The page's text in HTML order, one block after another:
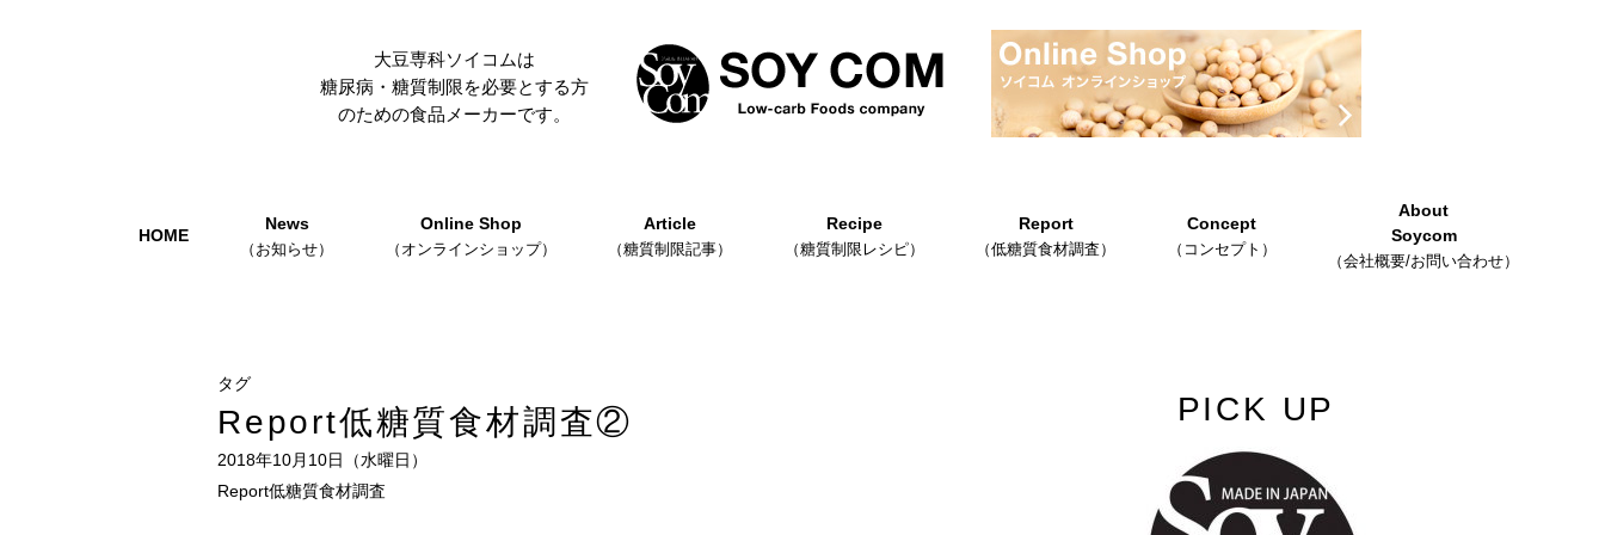
大豆専科ソイコムは
糖尿病・糖質制限を必要とする方
のための食品メーカーです。
HOME
News
（お知らせ）
Online Shop
（オンラインショップ）
Article
（糖質制限記事）
Recipe
（糖質制限レシピ）
Report
（低糖質食材調査）
Concept
（コンセプト）
About
Soycom
（会社概要/お問い合わせ）
タグ
Report低糖質食材調査②
2018年10月10日（水曜日）
Report低糖質食材調査
PICK UP